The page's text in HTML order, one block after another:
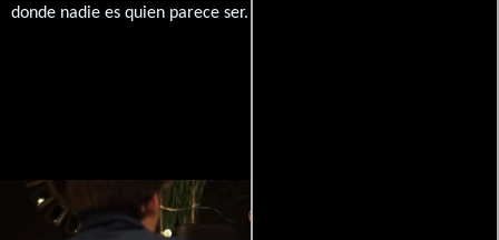
donde nadie es quien parece ser.